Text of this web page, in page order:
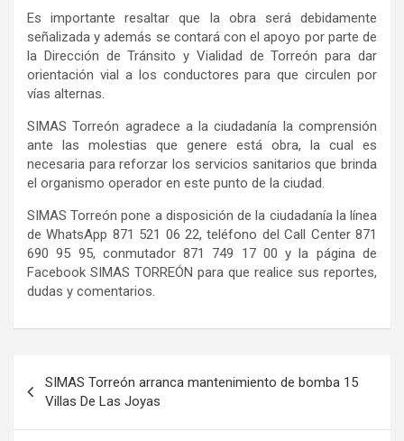
Es importante resaltar que la obra será debidamente
señalizada y además se contará con el apoyo por parte de
la Dirección de Tránsito y Vialidad de Torreón para dar
orientación vial a los conductores para que circulen por
vías alternas.
SIMAS Torreón agradece a la ciudadanía la comprensión
ante las molestias que genere está obra, la cual es
necesaria para reforzar los servicios sanitarios que brinda
el organismo operador en este punto de la ciudad.
SIMAS Torreón pone a disposición de la ciudadanía la línea
de WhatsApp 871 521 06 22, teléfono del Call Center 871
690 95 95, conmutador 871 749 17 00 y la página de
Facebook SIMAS TORREÓN para que realice sus reportes,
dudas y comentarios.
de
entradas
SIMAS Torreón arranca mantenimiento de bomba 15
Villas De Las Joyas